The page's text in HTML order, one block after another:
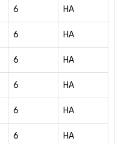
6 HA
6 HA
6 HA
6 HA
6 HA
6 HA